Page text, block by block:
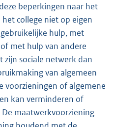
beperkingen naar het
college niet op eigen
hulp, met
met hulp van andere
zijn sociale netwerk dan
van algemeen
voorzieningen of algemene
kan verminderen of
maatwerkvoorziening